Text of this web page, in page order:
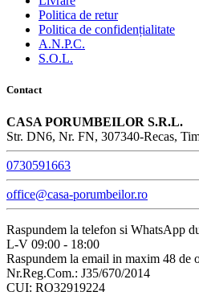
Politica de retur
Politica de confidențialitate
A.N.P.C.
S.O.L.
Contact
CASA PORUMBEILOR S.R.L.
Str. DN6, Nr. FN, 307340-Recas,
0730591663
office@casa-porumbeilor.ro
Raspundem la telefon si WhatsApp
L-V 09:00 - 18:00
Raspundem la email in maxim 48 de
Nr.Reg.Com.: J35/670/2014
CUI: RO32919224